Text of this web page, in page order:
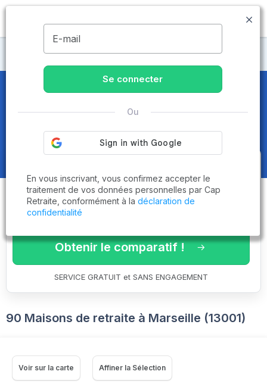
MENU
Maisons de retraite Bouches-du-Rhône
Maisons de retraite et EHPAD
Marseille (13001)
Obtenez le
comparatif des
établissementsadaptés à vos
critères en 3 minutes !
Obtenir le comparatif !
SERVICE GRATUIT et SANS ENGAGEMENT
90 Maisons de retraite à Marseille (13001)
Voir sur la carte Affiner la Sélection
E-mail
Se connecter
Ou
En vous inscrivant, vous confirmez accepter le
traitement de vos données personnelles par Cap
Retraite, conformément à la déclaration de
confidentialité